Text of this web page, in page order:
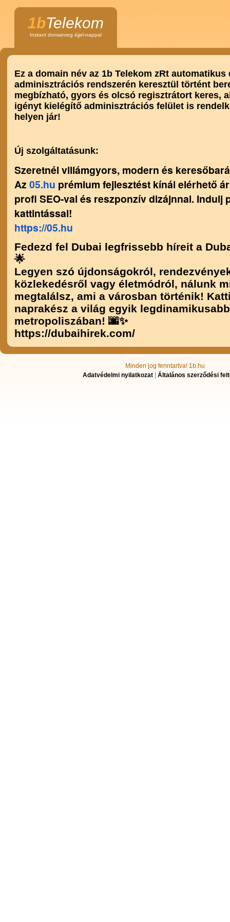
1bTelekom
Instant domainreg éjjel-nappal
Ez a domain név az 1b Telekom zRt automatikus
adminisztrációs rendszerén keresztül történt
megbízható, gyors és olcsó regisztrátort keres,
igényt kielégítő adminisztrációs felület is
helyen jár!
Új szolgáltatásunk:
Szeretnél villámgyors, modern és
Az 05.hu prémium fejlesztést kínál elérhető
profi SEO-val és reszponzív dizájnnal. Indulj
kattintással!
https://05.hu
Fedezd fel Dubai legfrissebb híreit a
🌟
Legyen szó újdonságokról,
közlekedésről vagy életmódról, nálunk
megtalálsz, ami a városban történik!
naprakész a világ egyik
metropoliszában! 🌆✨
https://dubaihirek.com/
Minden jog fenntartva! 1b.hu
Adatvédelmi nyilatkozat| Általános szerződési